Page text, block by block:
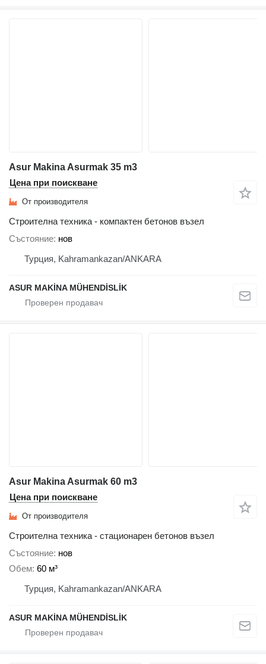
Asur Makina Asurmak 35 m3
Цена при поискване
От производителя
Строителна техника - компактен бетонов възел
Състояние нов
Турция, Kahramankazan/ANKARA
ASUR MAKİNA MÜHENDİSLİK
Asur Makina Asurmak 60 m3
Цена при поискване
От производителя
Строителна техника - стационарен бетонов възел
Състояние нов
Обем 60 м³
Турция, Kahramankazan/ANKARA
ASUR MAKİNA MÜHENDİSLİK